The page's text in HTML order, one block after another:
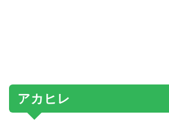
アカヒレ